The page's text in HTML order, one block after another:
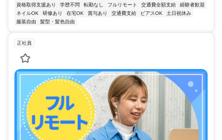
資格取得支援あり
学歴不問 転勤なし フルリモート 交通費全額支給
経験者歓迎
ネイルOK
研修あり 在宅OK 賞与あり 交通費支給 ピアスOK
土日祝休み
服装自由
髪型・髪色自由
正社員